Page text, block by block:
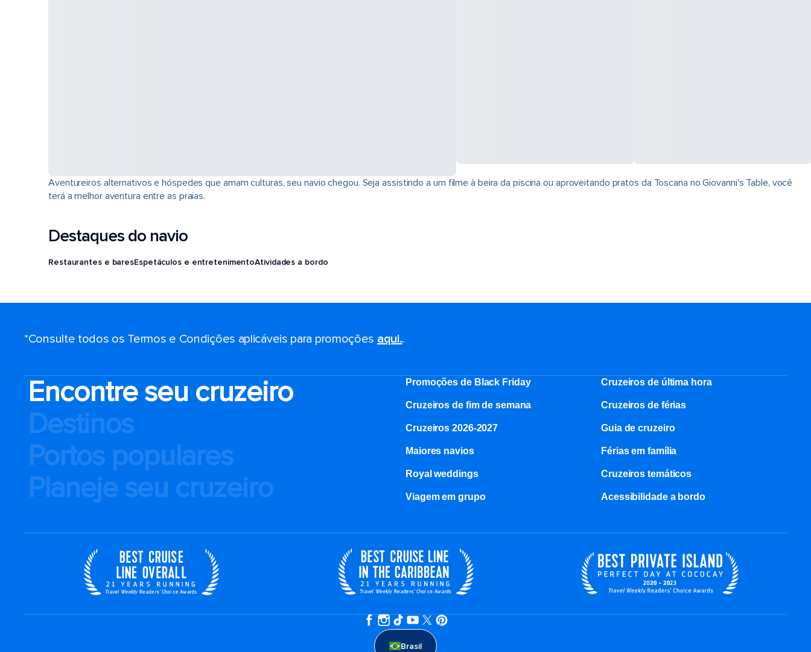
Aventureiros alternativos e hóspedes que amam culturas, seu navio chegou. Seja assistindo a um filme à beira da piscina ou aproveitando pratos da Toscana no Giovanni's Table, você
terá a melhor aventura entre as praias.
Destaques do navio
Restaurantes e baresEspetáculos e entretenimentoAtividades a bordo
*Consulte todos os Termos e Condições aplicáveis ​​para promoções aqui..
Encontre seu cruzeiro
Destinos
Portos populares
Planeje seu cruzeiro
Promoções de Black Friday Cruzeiros de última hora
Cruzeiros de fim de semana Cruzeiros de férias
Cruzeiros 2026-2027 Guia de cruzeiro
Maiores navios Férias em família
Royal weddings Cruzeiros temáticos
Viagem em grupo Acessibilidade a bordo
Brasil